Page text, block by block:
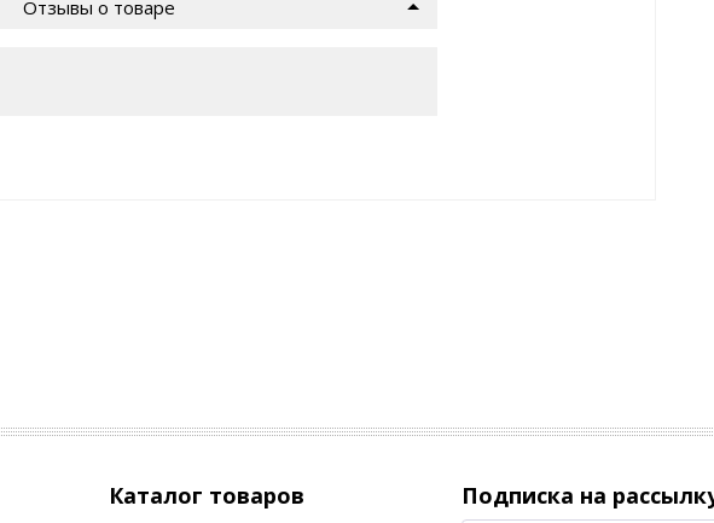
Отзывы о товаре
Каталог товаров Подписка на